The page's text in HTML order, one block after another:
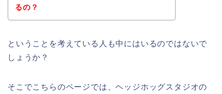
るの？
ということを考えている人も中にはいるのではないで
しょうか？
そこでこちらのページでは、ヘッジホッグスタジオの